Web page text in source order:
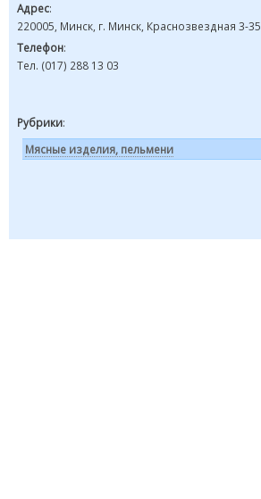
Адрес:
220005, Минск, г. Минск, Краснозвездная 3-35
Телефон:
Тел. (017) 288 13 03
Рубрики:
Мясные изделия, пельмени